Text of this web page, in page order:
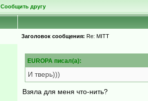
Сообщить другу
Заголовок сообщения: Re: MITT
EUROPA писал(а):
И тверь)))
Взяла для меня что-нить?